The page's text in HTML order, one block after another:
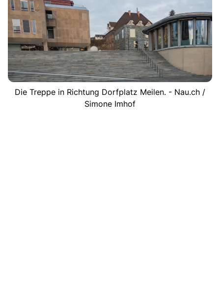
Die Treppe in Richtung Dorfplatz Meilen. - Nau.ch /
Simone Imhof